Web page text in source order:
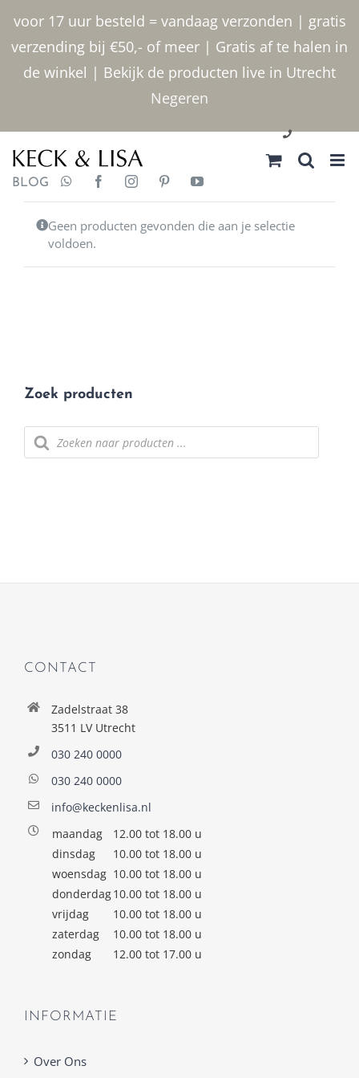
voor 17 uur besteld = vandaag verzonden | gratis
verzending bij €50,- of meer | Gratis af te halen in
de winkel | Bekijk de producten live in Utrecht
Negeren
Ga naar inhoud
030 2400000
BLOG
Geen producten gevonden die aan je selectie
voldoen.
Zoek producten
Producten zoeken
CONTACT
Zadelstraat 38
3511 LV Utrecht
030 240 0000
030 240 0000
info@keckenlisa.nl
maandag
12.00 tot 18.00 u
dinsdag
10.00 tot 18.00 u
woensdag 10.00 tot 18.00 u
donderdag10.00 tot 18.00 u
vrijdag
10.00 tot 18.00 u
zaterdag
10.00 tot 18.00 u
zondag
12.00 tot 17.00 u
INFORMATIE
Over Ons